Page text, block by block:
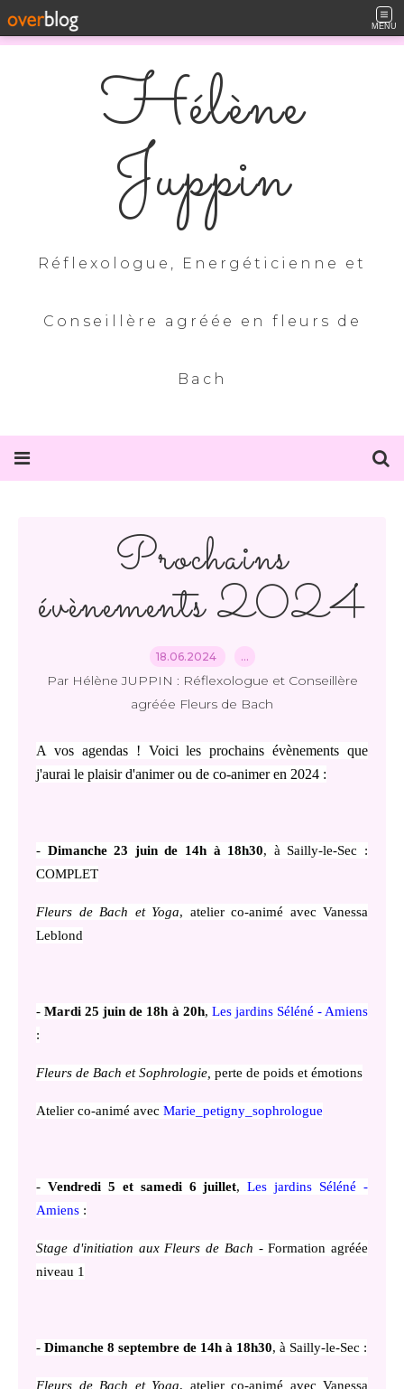
MENU
Hélène
Juppin
Réflexologue, Energéticienne et
Conseillère agréée en fleurs de
Bach
Prochains
évènements 2024
18.06.2024 …
Par Hélène JUPPIN : Réflexologue et Conseillère
agréée Fleurs de Bach
A vos agendas ! Voici les prochains évènements que
j'aurai le plaisir d'animer ou de co-animer en 2024 :
- Dimanche 23 juin de 14h à 18h30, à Sailly-le-Sec :
COMPLET
Fleurs de Bach et Yoga, atelier co-animé avec Vanessa
Leblond
-Mardi 25 juin de 18h à 20h, Les jardins Séléné - Amiens
:
Fleurs de Bach et Sophrologie, perte de poids et émotions
Atelier co-animé avec Marie_petigny_sophrologue
- Vendredi 5 et samedi 6 juillet,Les jardins Séléné -
Amiens :
Stage d'initiation aux Fleurs de Bach - Formation agréée
niveau 1
- Dimanche 8 septembre de 14h à 18h30, à Sailly-le-Sec :
Fleurs de Bach et Yoga, atelier co-animé avec Vanessa